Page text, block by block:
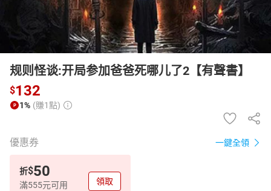
规则怪谈:开局参加爸爸死哪儿了2【有聲書】
$132
1% (賺1點)
優惠券 一鍵全領
折$50
滿555元可用 領取